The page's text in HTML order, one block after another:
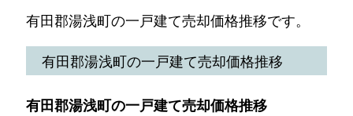
有田郡湯浅町の一戸建て売却価格推移です。
有田郡湯浅町の一戸建て売却価格推移
有田郡湯浅町の一戸建て売却価格推移